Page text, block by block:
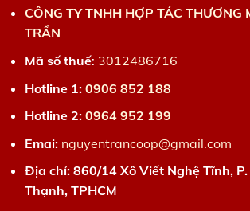
CÔNG TY TNHH HỢP TÁC THƯƠNG
TRẦN
Mã số thuế: 3012486716
Hotline 1: 0906 852 188
Hotline 2: 0964 952 199
Emai: nguyentrancoop@gmail.com
Địa chỉ: 860/14 Xô Viết Nghệ Tĩnh, P.
Thạnh, TPHCM